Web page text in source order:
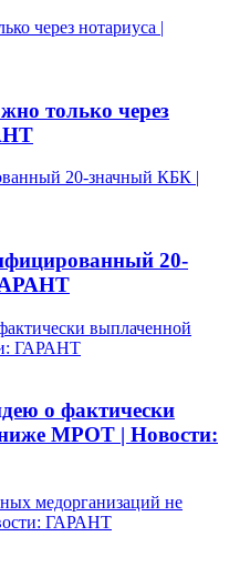
через нотариуса |
только через
20-значный КБК |
20-
выплаченной
ГАРАНТ
о фактически
ниже МРОТ | Новости:
медорганизаций не
ГАРАНТ